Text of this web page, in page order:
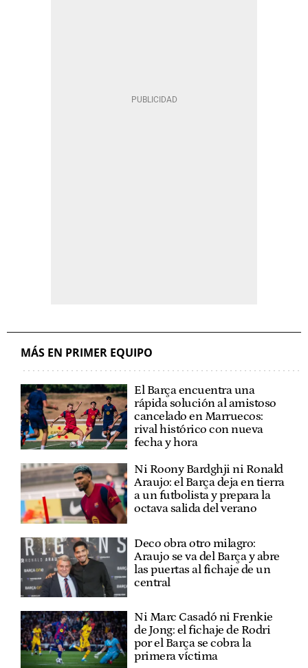
MÁS EN PRIMER EQUIPO
El Barça encuentra una
rápida solución al amistoso
cancelado en Marruecos:
rival histórico con nueva
fecha y hora
Ni Roony Bardghji ni Ronald
Araujo: el Barça deja en tierra
a un futbolista y prepara la
octava salida del verano
Deco obra otro milagro:
Araujo se va del Barça y abre
las puertas al fichaje de un
central
Ni Marc Casadó ni Frenkie
de Jong: el fichaje de Rodri
por el Barça se cobra la
primera víctima